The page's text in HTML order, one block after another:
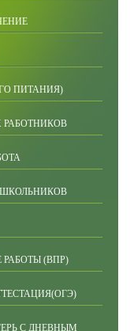
ПИТАНИЯ)
РАБОТНИКОВ
(ВПР)
С ДНЕВНЫМ